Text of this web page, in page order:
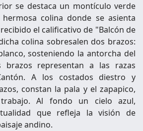
se destaca un montículo verde
colina donde se asienta
el calificativo de "Balcón de
colina sobresalen dos brazos:
sosteniendo la antorcha del
brazos representan a las razas
A los costados diestro y
constan la pala y el zapapico,
Al fondo un cielo azul,
que refleja la visión de
andino.